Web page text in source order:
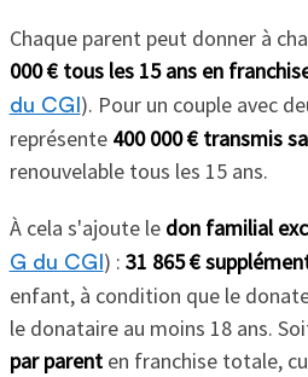
Chaque parent peut donner à
000 € tous les 15 ans en
du CGI ). Pour un couple avec
représente 400 000 € transmis
renouvelable tous les 15 ans.
À cela s'ajoute le don familial
G du CGI ) : 31 865 €
enfant, à condition que le
le donataire au moins 18 ans.
par parent en franchise totale,